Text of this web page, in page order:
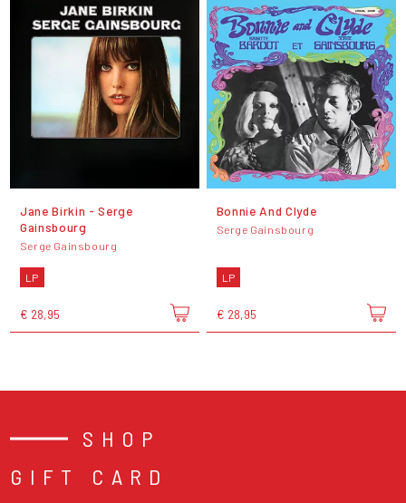
Jane Birkin - Serge
Gainsbourg
Serge Gainsbourg
LP
€ 28,95
Bonnie And Clyde
Serge Gainsbourg
LP
€ 28,95
SHOP
GIFT CARD